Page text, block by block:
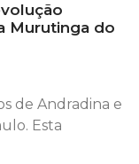
Murutinga do
de Andradina e
Esta